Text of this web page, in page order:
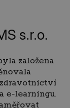
s.r.o.
založena
e-learningu.